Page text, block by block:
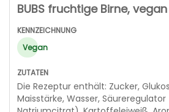
BUBS fruchtige Birne, vegan
Vegan
Die Rezeptur enthält: Zucker,
Maisstärke, Wasser,